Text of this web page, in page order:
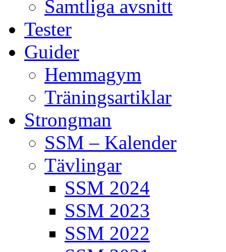
Samtliga avsnitt
Tester
Guider
Hemmagym
Träningsartiklar
Strongman
SSM – Kalender
Tävlingar
SSM 2024
SSM 2023
SSM 2022